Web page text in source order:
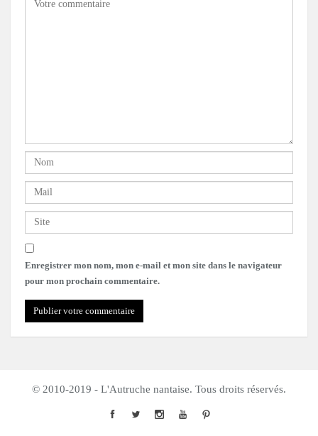
Enregistrer mon nom, mon e-mail et mon site dans le navigateur
pour mon prochain commentaire.
© 2010-2019 - L'Autruche nantaise. Tous droits réservés.